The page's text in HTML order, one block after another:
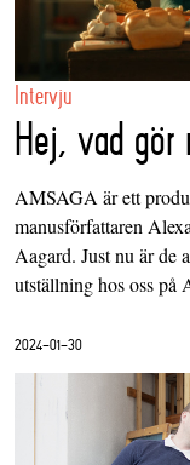
Intervju
Hej, vad gör
AMSAGA är ett
manusförfattaren
Aagard. Just nu är de
utställning hos oss
2024-01-30